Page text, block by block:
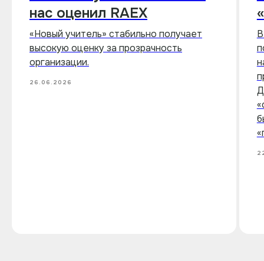
нас оценил RAEX
«Новый учитель» стабильно получает
высокую оценку за прозрачность
организации.
26.06.2026